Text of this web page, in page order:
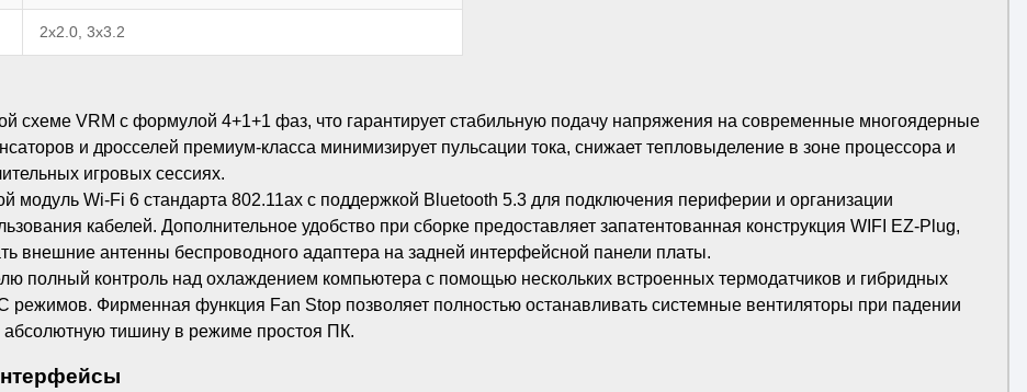
2x2.0, 3x3.2
схеме VRM с формулой 4+1+1 фаз, что гарантирует стабильную подачу напряжения на современные многоядерные
и дросселей премиум-класса минимизирует пульсации тока, снижает тепловыделение в зоне процессора и
игровых сессиях.
модуль Wi-Fi 6 стандарта 802.11ax с поддержкой Bluetooth 5.3 для подключения периферии и организации
кабелей. Дополнительное удобство при сборке предоставляет запатентованная конструкция WIFI EZ-Plug,
внешние антенны беспроводного адаптера на задней интерфейсной панели платы.
полный контроль над охлаждением компьютера с помощью нескольких встроенных термодатчиков и гибридных
режимов. Фирменная функция Fan Stop позволяет полностью останавливать системные вентиляторы при падении
абсолютную тишину в режиме простоя ПК.